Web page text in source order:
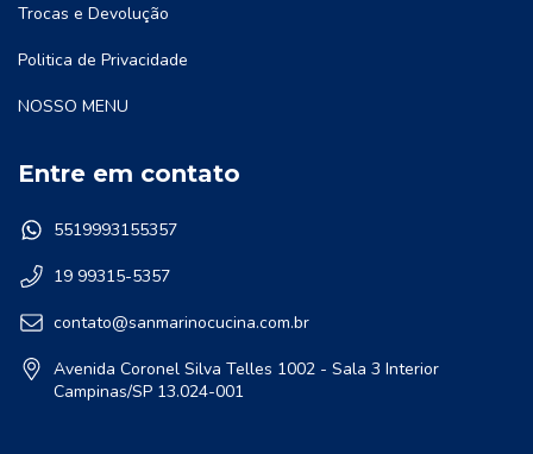
Trocas e Devolução
Politica de Privacidade
NOSSO MENU
Entre em contato
5519993155357
19 99315-5357
contato@sanmarinocucina.com.br
Avenida Coronel Silva Telles 1002 - Sala 3 Interior
Campinas/SP 13.024-001